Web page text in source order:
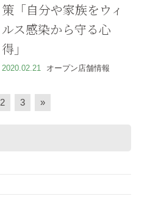
策「自分や家族をウィ
ルス感染から守る心
得」
2020.02.21 オープン店舗情報
2 3 »